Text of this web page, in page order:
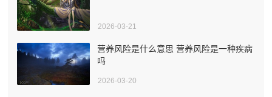
2026-03-21
营养风险是什么意思 营养风险是一种疾病
吗
2026-03-20